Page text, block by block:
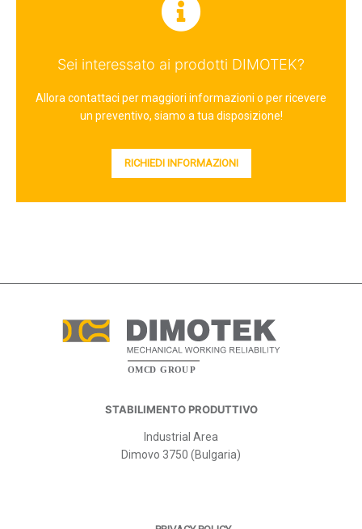
Sei interessato ai prodotti DIMOTEK?
Allora contattaci per maggiori informazioni o per ricevere
un preventivo, siamo a tua disposizione!
RICHIEDI INFORMAZIONI
STABILIMENTO PRODUTTIVO
Industrial Area
Dimovo 3750 (Bulgaria)